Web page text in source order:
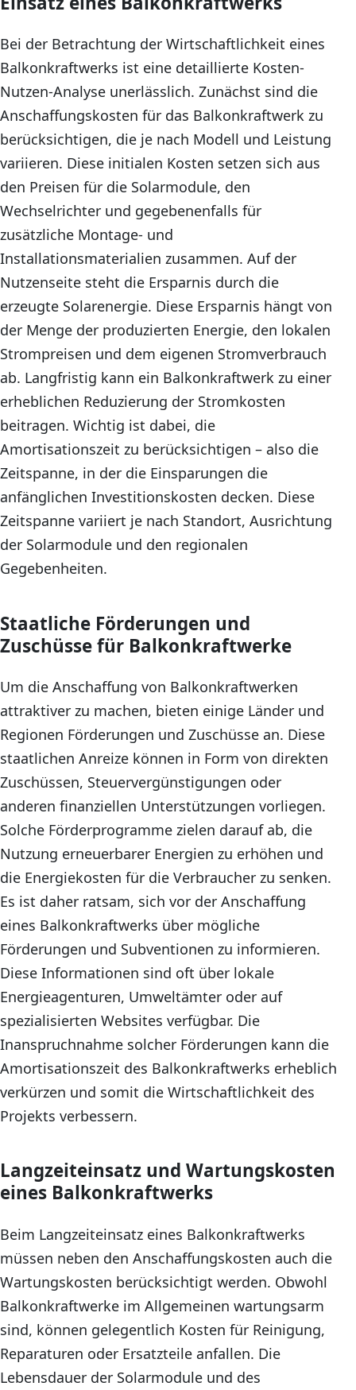
Bei der Betrachtung der Wirtschaftlichkeit eines
Balkonkraftwerks ist eine detaillierte Kosten-
Nutzen-Analyse unerlässlich. Zunächst sind die
Anschaffungskosten für das Balkonkraftwerk zu
berücksichtigen, die je nach Modell und Leistung
variieren. Diese initialen Kosten setzen sich aus
den Preisen für die Solarmodule, den
Wechselrichter und gegebenenfalls für
zusätzliche Montage- und
Installationsmaterialien zusammen. Auf der
Nutzenseite steht die Ersparnis durch die
erzeugte Solarenergie. Diese Ersparnis hängt von
der Menge der produzierten Energie, den lokalen
Strompreisen und dem eigenen Stromverbrauch
ab. Langfristig kann ein Balkonkraftwerk zu einer
erheblichen Reduzierung der Stromkosten
beitragen. Wichtig ist dabei, die
Amortisationszeit zu berücksichtigen – also die
Zeitspanne, in der die Einsparungen die
anfänglichen Investitionskosten decken. Diese
Zeitspanne variiert je nach Standort, Ausrichtung
der Solarmodule und den regionalen
Gegebenheiten.
Staatliche Förderungen und
Zuschüsse für Balkonkraftwerke
Um die Anschaffung von Balkonkraftwerken
attraktiver zu machen, bieten einige Länder und
Regionen Förderungen und Zuschüsse an. Diese
staatlichen Anreize können in Form von direkten
Zuschüssen, Steuervergünstigungen oder
anderen finanziellen Unterstützungen vorliegen.
Solche Förderprogramme zielen darauf ab, die
Nutzung erneuerbarer Energien zu erhöhen und
die Energiekosten für die Verbraucher zu senken.
Es ist daher ratsam, sich vor der Anschaffung
eines Balkonkraftwerks über mögliche
Förderungen und Subventionen zu informieren.
Diese Informationen sind oft über lokale
Energieagenturen, Umweltämter oder auf
spezialisierten Websites verfügbar. Die
Inanspruchnahme solcher Förderungen kann die
Amortisationszeit des Balkonkraftwerks erheblich
verkürzen und somit die Wirtschaftlichkeit des
Projekts verbessern.
Langzeiteinsatz und Wartungskosten
eines Balkonkraftwerks
Beim Langzeiteinsatz eines Balkonkraftwerks
müssen neben den Anschaffungskosten auch die
Wartungskosten berücksichtigt werden. Obwohl
Balkonkraftwerke im Allgemeinen wartungsarm
sind, können gelegentlich Kosten für Reinigung,
Reparaturen oder Ersatzteile anfallen. Die
Lebensdauer der Solarmodule und des